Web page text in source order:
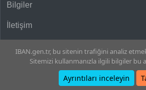
Bilgiler
İletişim
IBAN.gen.tr, bu sitenin trafiğini analiz
Sitemizi kullanmanızla ilgili bilgiler bu
Ayrıntıları inceleyin